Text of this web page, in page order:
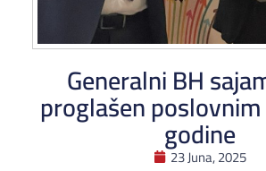
Generalni BH
proglašen
godine
23 Juna, 2025